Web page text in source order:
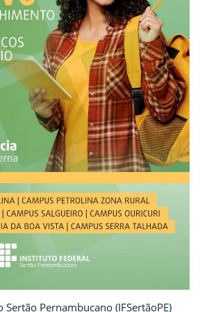
Pernambucano (IFSertãoPE)